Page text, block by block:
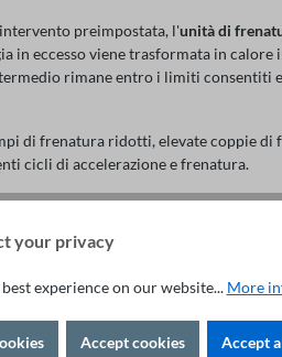
preimpostata, l'unità di
in eccesso viene trasformata in
rimane entro i limiti consentiti
di frenatura ridotti, elevate coppie di
cicli di accelerazione e frenatura.
di frenatura
di arresto ridotti
in eccesso
your privacy
experience on our website... More
Accept cookies Accept